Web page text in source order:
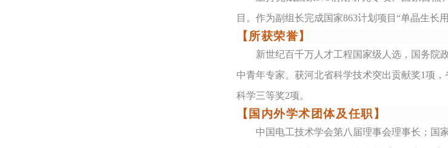
目。作为副组长完成国家863计划项目“单晶生长
【所获荣誉】
新世纪百千万人才工程国家级人选，国务院
中青年专家。获河北省科学技术突出贡献奖1项
科学三等奖2项。
【国内外学术团体及任职】
中国电工技术学会第八届理事会理事长 ； 国